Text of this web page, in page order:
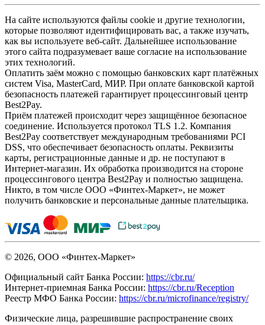
На сайте используются файлы cookie и другие технологии,
которые позволяют идентифицировать вас, а также изучать,
как вы используете веб-сайт. Дальнейшее использование
этого сайта подразумевает ваше согласие на использование
этих технологий.
Оплатить заём можно с помощью банковских карт платёжных
систем Visa, MasterCard, МИР. При оплате банковской картой
безопасность платежей гарантирует процессинговый центр
Best2Pay.
Приём платежей происходит через защищённое безопасное
соединение. Используется протокол TLS 1.2. Компания
Best2Pay соответствует международным требованиями PCI
DSS, что обеспечивает безопасность оплаты. Реквизиты
карты, регистрационные данные и др. не поступают в
Интернет-магазин. Их обработка производится на стороне
процессингового центра Best2Pay и полностью защищена.
Никто, в том числе ООО «Финтех-Маркет», не может
получить банковские и персональные данные плательщика.
© 2026, ООО «Финтех-Маркет»
Официальный сайт Банка России: https://cbr.ru/
Интернет-приемная Банка России: https://cbr.ru/Reception
Реестр МФО Банка России: https://cbr.ru/microfinance/registry/
Физические лица, разрешившие распространение своих